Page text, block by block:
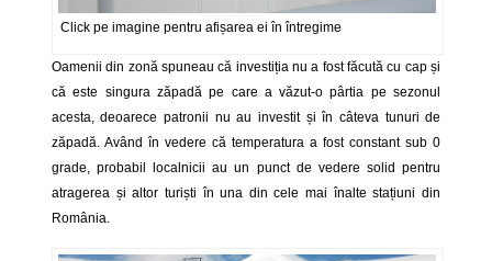
Click pe imagine pentru afișarea ei în întregime
Oamenii din zonă spuneau că investiția nu a fost făcută cu cap și
că este singura zăpadă pe care a văzut-o pârtia pe sezonul
acesta, deoarece patronii nu au investit și în câteva tunuri de
zăpadă. Având în vedere că temperatura a fost constant sub 0
grade, probabil localnicii au un punct de vedere solid pentru
atragerea și altor turiști în una din cele mai înalte stațiuni din
România.